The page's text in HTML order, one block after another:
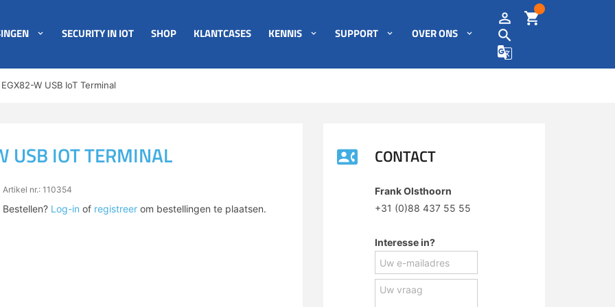
SECURITY IN IOT SHOP KLANTCASES KENNIS SUPPORT OVER ONS
W USB IoT Terminal
USB IOT TERMINAL
Artikel nr.: 110354
Bestellen? Log-in of registreer om bestellingen te plaatsen.
CONTACT
Frank Olsthoorn
+31 (0)88 437 55 55
Interesse in?